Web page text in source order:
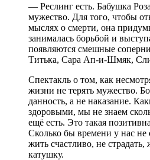
— Реслинг есть. Бабушка
мужество. Для того, чтобы
мыслях о смерти, она
занималась борьбой и
появляются смешные
Титька, Сара Ап-и-Шмяк,
Спектакль о том, как
жизни не терять мужество.
данность, а не наказание.
здоровыми, мы не знаем
ещё есть. Это такая
Сколько бы времени у нас не
жить счастливо, не
катушку.